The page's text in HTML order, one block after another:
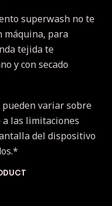
superwash no te
máquina, para
tejida te
y con secado
variar sobre
las limitaciones
del dispositivo